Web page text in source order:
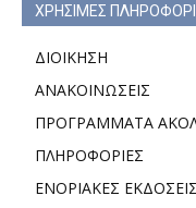
ΧΡΗΣΙΜΕΣ
ΔΙΟΙΚΗΣΗ
ΑΝΑΚΟΙΝΩΣΕΙΣ
ΠΡΟΓΡΑΜΜΑΤΑ
ΠΛΗΡΟΦΟΡΙΕΣ
ΕΝΟΡΙΑΚΕΣ ΕΚΔΟΣΕΙΣ